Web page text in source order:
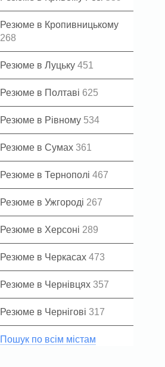
Резюме в Кропивницькому
268
Резюме в Луцьку 451
Резюме в Полтаві 625
Резюме в Рівному 534
Резюме в Сумах 361
Резюме в Тернополі 467
Резюме в Ужгороді 267
Резюме в Херсоні 289
Резюме в Черкасах 473
Резюме в Чернівцях 357
Резюме в Чернігові 317
Пошук по всім містам